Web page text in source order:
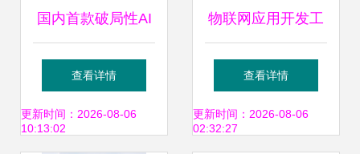
国内首款破局性AI
开发工具 中国电信
星辰软件工厂重磅
查看详情
更新时间：2026-08-06
10:13:02
物联网应用开发工
程师资格证书如何
考取？分为几级？
查看详情
更新时间：2026-08-06
02:32:27